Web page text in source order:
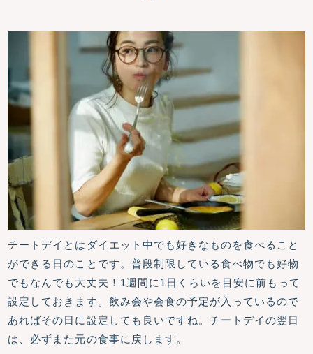
チートデイとはダイエット中でも好きなものを食べること
ができる日のことです。普段制限している食べ物でも好物
でもなんでも大丈夫！1週間に1日くらいを目安に前もって
設定しておきます。飲み会や会食の予定が入っているので
あればその日に設定しても良いですね。チートデイの翌日
は、必ずまた元の食事に戻します。